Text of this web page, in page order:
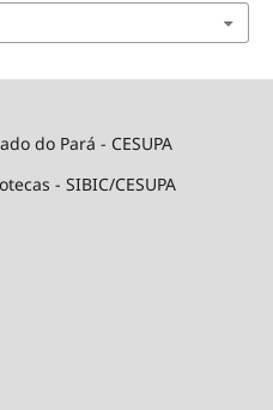
do Pará - CESUPA
- SIBIC/CESUPA